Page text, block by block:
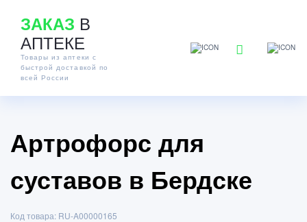
ЗАКАЗ В
АПТЕКЕ
Товары из аптеки с
быстрой доставкой по
всей России
Артрофорс для
суставов в Бердске
Код товара: RU-A00000165